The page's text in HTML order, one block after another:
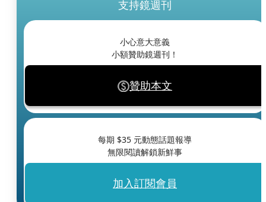
支持鏡週刊
小心意大意義
小額贊助鏡週刊！
贊助本文
每期 $35 元動態話題報導
無限閱讀解鎖新鮮事
加入訂閱會員